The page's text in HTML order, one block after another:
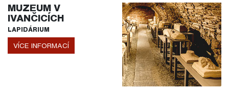
MUZEUM V
IVANČICÍCH
LAPIDÁRIUM
VÍCE INFORMACÍ